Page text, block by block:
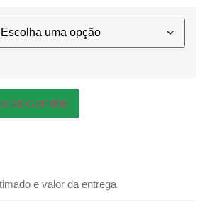
ao carrinho
e valor da entrega